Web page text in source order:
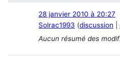
28 janvier 2010 à 20:27
Solrac1993
discussion
Aucun résumé des